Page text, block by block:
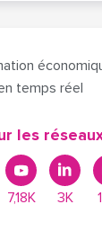
temps réel
les
7,18K 3K